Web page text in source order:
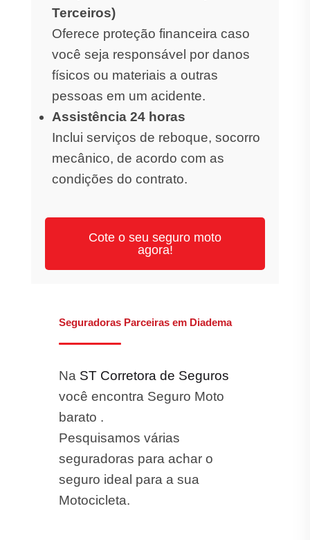
Terceiros)
Oferece proteção financeira caso
você seja responsável por danos
físicos ou materiais a outras
pessoas em um acidente.
Assistência 24 horas
Inclui serviços de reboque, socorro
mecânico, de acordo com as
condições do contrato.
Cote o seu seguro moto
agora!
Seguradoras Parceiras em Diadema
Na ST Corretora de Seguros
você encontra Seguro Moto
barato .
Pesquisamos várias
seguradoras para achar o
seguro ideal para a sua
Motocicleta.